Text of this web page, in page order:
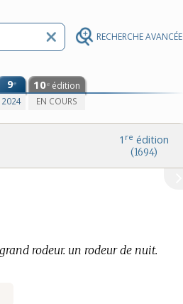
RECHERCHE AVANCÉE
9e
2024
10e édition
EN COURS
1 re édition
(1694)
rodeur. un rodeur de nuit.